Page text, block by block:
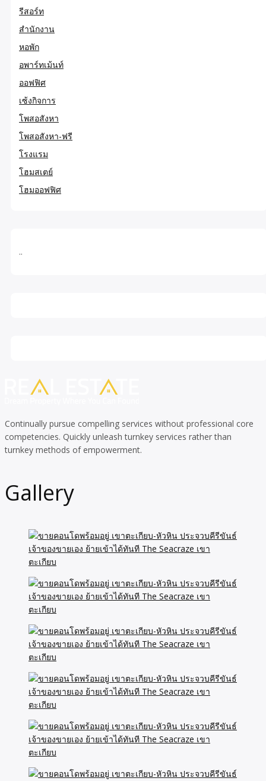
รีสอร์ท
สำนักงาน
หอพัก
อพาร์ทเม้นท์
ออฟฟิศ
เซ้งกิจการ
โพสอสังหา
โพสอสังหา-ฟรี
โรงแรม
โฮมสเตย์
โฮมออฟฟิศ
..
Continually pursue compelling services without professional core
competencies. Quickly unleash turnkey services rather than
turnkey methods of empowerment.
Gallery